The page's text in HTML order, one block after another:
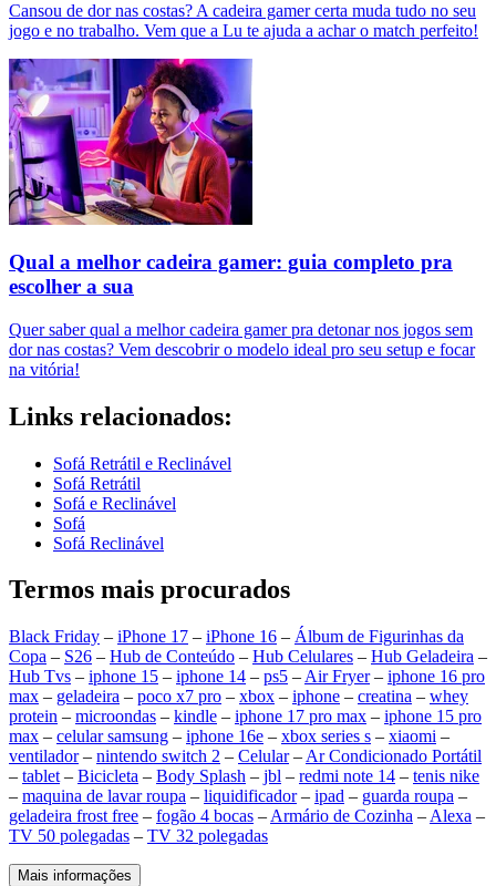
Cansou de dor nas costas? A cadeira gamer certa muda tudo no seu
jogo e no trabalho. Vem que a Lu te ajuda a achar o match perfeito!
Qual a melhor cadeira gamer: guia completo pra
escolher a sua
Quer saber qual a melhor cadeira gamer pra detonar nos jogos sem
dor nas costas? Vem descobrir o modelo ideal pro seu setup e focar
na vitória!
Links relacionados:
Sofá Retrátil e Reclinável
Sofá Retrátil
Sofá e Reclinável
Sofá
Sofá Reclinável
Termos mais procurados
Black Friday – iPhone 17 – iPhone 16 – Álbum de Figurinhas da
Copa – S26 – Hub de Conteúdo – Hub Celulares – Hub Geladeira –
Hub Tvs – iphone 15 – iphone 14 – ps5 – Air Fryer– iphone 16 pro
max – geladeira – poco x7 pro – xbox – iphone – creatina – whey
protein – microondas – kindle – iphone 17 pro max – iphone 15 pro
max – celular samsung – iphone 16e – xbox series s – xiaomi –
ventilador– nintendo switch 2 – Celular– Ar Condicionado Portátil
– tablet – Bicicleta – Body Splash – jbl – redmi note 14 – tenis nike
– maquina de lavar roupa – liquidificador– ipad – guarda roupa –
geladeira frost free – fogão 4 bocas – Armário de Cozinha – Alexa –
TV 50 polegadas – TV 32 polegadas
Mais informações